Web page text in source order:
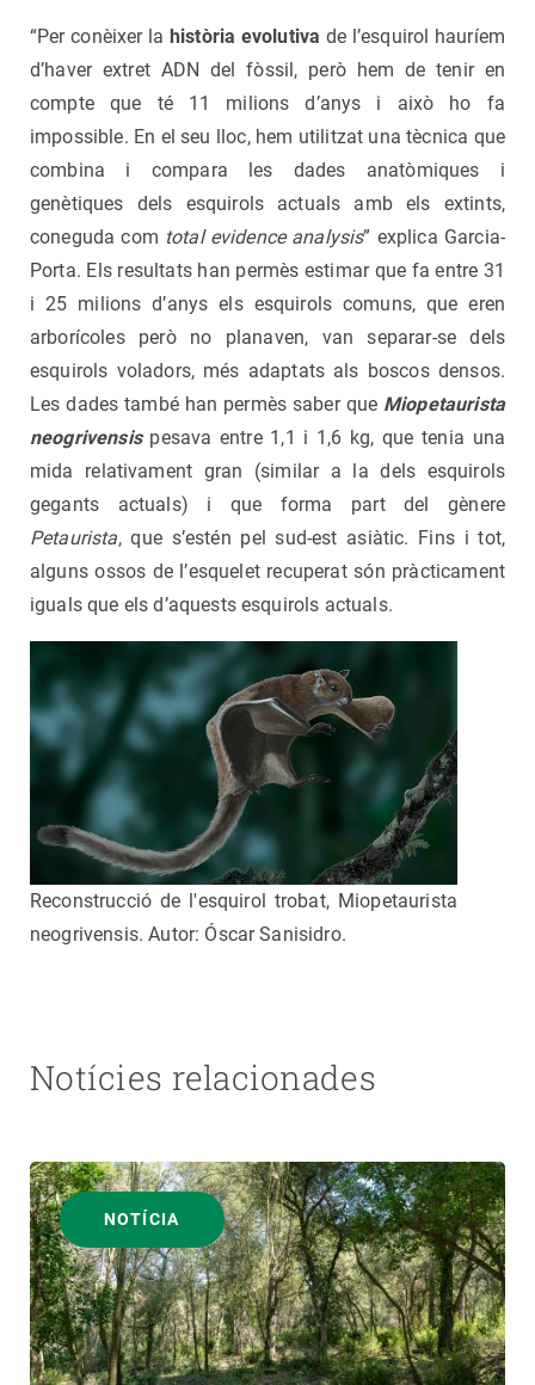
“Per conèixer la història evolutiva de l’esquirol hauríem
d’haver extret ADN del fòssil, però hem de tenir en
compte que té 11 milions d’anys i això ho fa
impossible. En el seu lloc, hem utilitzat una tècnica que
combina i compara les dades anatòmiques i
genètiques dels esquirols actuals amb els extints,
coneguda com total evidence analysis” explica Garcia-
Porta. Els resultats han permès estimar que fa entre 31
i 25 milions d’anys els esquirols comuns, que eren
arborícoles però no planaven, van separar-se dels
esquirols voladors, més adaptats als boscos densos.
Les dades també han permès saber que Miopetaurista
neogrivensispesava entre 1,1 i 1,6 kg, que tenia una
mida relativament gran (similar a la dels esquirols
gegants actuals) i que forma part del gènere
Petaurista, que s’estén pel sud-est asiàtic. Fins i tot,
alguns ossos de l’esquelet recuperat són pràcticament
iguals que els d’aquests esquirols actuals.
Reconstrucció de l'esquirol trobat, Miopetaurista
neogrivensis. Autor: Óscar Sanisidro.
Notícies relacionades
NOTÍCIA